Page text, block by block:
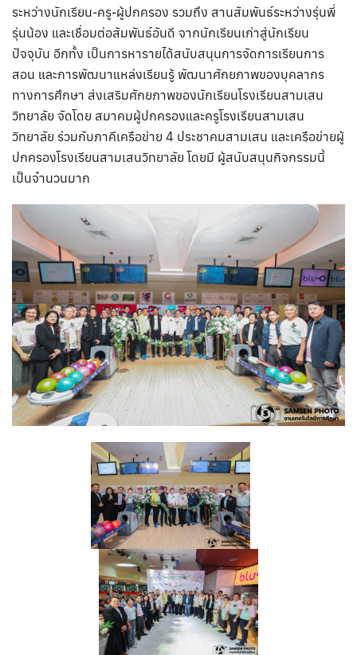
ระหว่างนักเรียน-ครู-ผู้ปกครอง รวมถึง สานสัมพันธ์ระหว่างรุ่นพี่
รุ่นน้อง และเชื่อมต่อสัมพันธ์อันดี จากนักเรียนเก่าสู่นักเรียน
ปัจจุบัน อีกทั้ง เป็นการหารายได้สนับสนุนการจัดการเรียนการ
สอน และการพัฒนาแหล่งเรียนรู้ พัฒนาศักยภาพของบุคลากร
ทางการศึกษา ส่งเสริมศักยภาพของนักเรียนโรงเรียนสามเสน
วิทยาลัย จัดโดย สมาคมผู้ปกครองและครูโรงเรียนสามเสน
วิทยาลัย ร่วมกับภาคีเครือข่าย 4 ประชาคมสามเสน และเครือข่ายผู้
ปกครองโรงเรียนสามเสนวิทยาลัย โดยมี ผู้สนับสนุนกิจกรรมนี้
เป็นจำนวนมาก